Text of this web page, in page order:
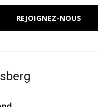
REJOIGNEZ-NOUS